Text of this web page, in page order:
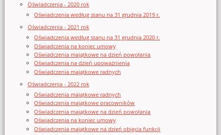
Oświadczenia - 2020 rok
Oświadczenia według stanu na 31 grudnia 2019 r.
Oświadczenia - 2021 rok
Oświadczenia według stanu na 31 grudnia 2020 r.
Oświadczenia na koniec umowy
Oświadczenia majątkowe na dzień powołania
Oświadczenia na dzień upoważnienia
Oświadczenia majątkowe radnych
Oświadczenia - 2022 rok
Oświadczenia majątkowe radnych
Oświadczenia majątkowe pracowników
Oświadczenia majątkowe na dzień powołania
Oświadczenia na koniec umowy
Oświadczenia majątkowe na dzień objęcia funkcji